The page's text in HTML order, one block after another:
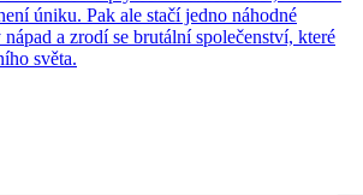
úniku. Pak ale stačí jedno náhodné
a zrodí se brutální společenství, které
světa.